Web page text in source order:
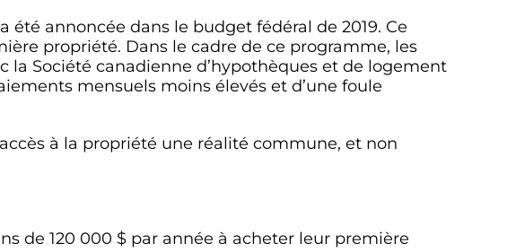
été annoncée dans le budget fédéral de 2019. Ce
propriété. Dans le cadre de ce programme, les
Société canadienne d’hypothèques et de logement
mensuels moins élevés et d’une foule
à la propriété une réalité commune, et non
de 120 000 $ par année à acheter leur première